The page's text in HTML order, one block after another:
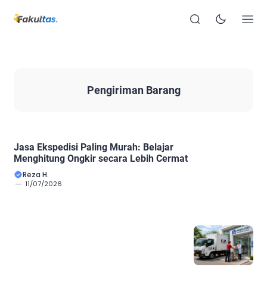
Pengiriman Barang
Jasa Ekspedisi Paling Murah: Belajar
Menghitung Ongkir secara Lebih Cermat
Reza H.
11/07/2026